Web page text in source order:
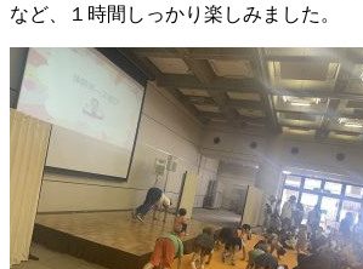
など、１時間しっかり楽しみました。